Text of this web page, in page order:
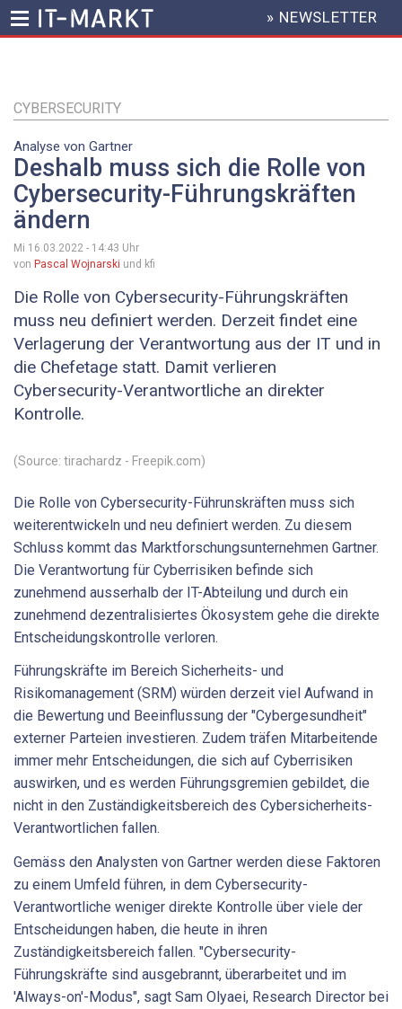
Inhalt
HEADER
MENU
» NEWSLETTER
CYBERSECURITY
Analyse von Gartner
Deshalb muss sich die Rolle von
Cybersecurity-Führungskräften
ändern
Mi 16.03.2022 - 14:43 Uhr
von Pascal Wojnarski und kfi
Die Rolle von Cybersecurity-Führungskräften
muss neu definiert werden. Derzeit findet eine
Verlagerung der Verantwortung aus der IT und in
die Chefetage statt. Damit verlieren
Cybersecurity-Verantwortliche an direkter
Kontrolle.
(Source: tirachardz - Freepik.com)
Die Rolle von Cybersecurity-Führunskräften muss sich
weiterentwickeln und neu definiert werden. Zu diesem
Schluss kommt das Marktforschungsunternehmen Gartner.
Die Verantwortung für Cyberrisiken befinde sich
zunehmend ausserhalb der IT-Abteilung und durch ein
zunehmend dezentralisiertes Ökosystem gehe die direkte
Entscheidungskontrolle verloren.
Führungskräfte im Bereich Sicherheits- und
Risikomanagement (SRM) würden derzeit viel Aufwand in
die Bewertung und Beeinflussung der "Cybergesundheit"
externer Parteien investieren. Zudem träfen Mitarbeitende
immer mehr Entscheidungen, die sich auf Cyberrisiken
auswirken, und es werden Führungsgremien gebildet, die
nicht in den Zuständigkeitsbereich des Cybersicherheits-
Verantwortlichen fallen.
Gemäss den Analysten von Gartner werden diese Faktoren
zu einem Umfeld führen, in dem Cybersecurity-
Verantwortliche weniger direkte Kontrolle über viele der
Entscheidungen haben, die heute in ihren
Zuständigkeitsbereich fallen. "Cybersecurity-
Führungskräfte sind ausgebrannt, überarbeitet und im
'Always-on'-Modus", sagt Sam Olyaei, Research Director bei